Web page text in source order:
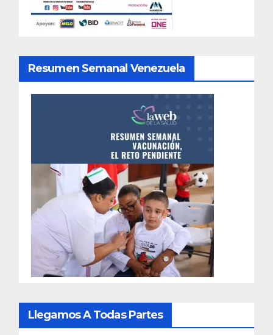
Resumen Semanal Venezuela
Llegamos A Todas Partes